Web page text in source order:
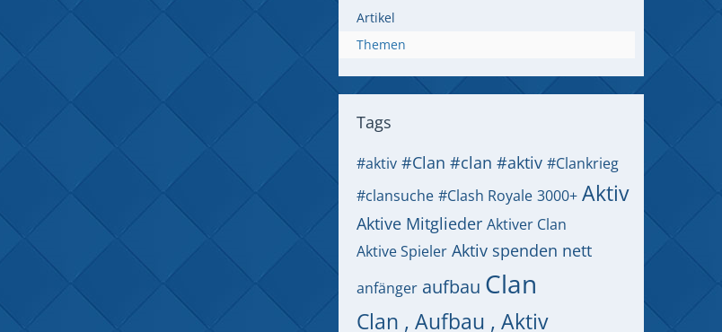
Artikel
Themen
Tags
#aktiv #Clan #clan #aktiv #Clankrieg
#clansuche #Clash Royale 3000+ Aktiv
Aktive Mitglieder Aktiver Clan
Aktive Spieler Aktiv spenden nett
anfänger aufbau Clan
Clan , Aufbau , Aktiv